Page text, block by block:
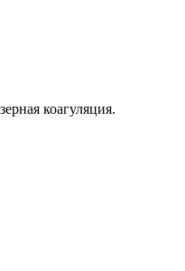
коагуляция.